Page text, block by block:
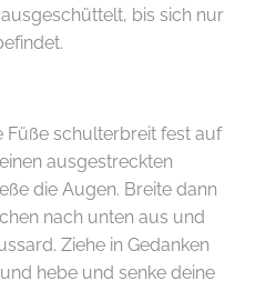
bis sich nur
Füße schulterbreit fest auf
ausgestreckten
die Augen. Breite dann
nach unten aus und
Ziehe in Gedanken
hebe und senke deine